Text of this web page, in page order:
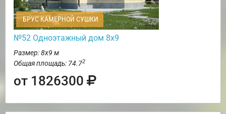
БРУС КАМЕРНОЙ СУШКИ
№52 Одноэтажный дом 8х9
Размер: 8х9 м
Общая площадь: 74.72
от 1826300